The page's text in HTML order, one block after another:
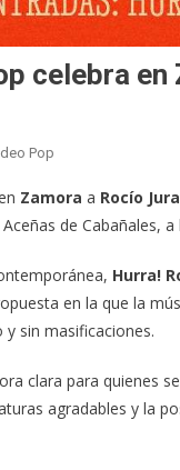
celebra
Pop
Zamora a Rocío
de Cabañales,
Hurra!
en la que la
sin masificaciones.
clara para quienes
agradables y la